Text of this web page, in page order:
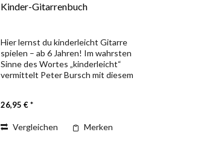
Kinder-Gitarrenbuch
Hier lernst du kinderleicht Gitarre
spielen – ab 6 Jahren! Im wahrsten
Sinne des Wortes „kinderleicht“
vermittelt Peter Bursch mit diesem
Grundlagen des Gitarrenspiels. Der...
26,95 € *
Vergleichen Merken